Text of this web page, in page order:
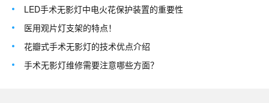
LED手术无影灯中电火花保护装置的重要性
医用观片灯支架的特点！
花瓣式手术无影灯的技术优点介绍
手术无影灯维修需要注意哪些方面？